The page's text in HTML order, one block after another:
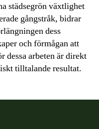
städsegrön växtlighet
gångstråk, bidrar
dess
och förmågan att
dessa arbeten är direkt
tilltalande resultat.